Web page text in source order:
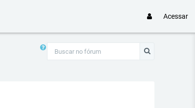
Acessar
Buscar no fórum